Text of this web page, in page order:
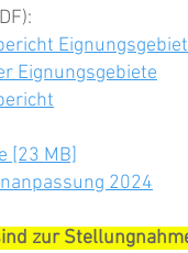
Eignungsgebiete
[23 MB]
2024
zur